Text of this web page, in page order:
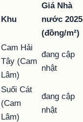
Khu
Giá Nhà
nước 2025
(đồng/m²)
Cam Hải
Tây (Cam
Lâm)
đang cập
nhật
Suối Cát
(Cam
Lâm)
đang cập
nhật